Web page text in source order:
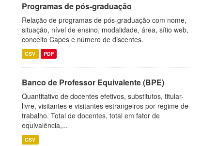
Programas de pós-graduação
Relação de programas de pós-graduação com nome,
situação, nível de ensino, modalidade, área, sítio web,
conceito Capes e número de discentes.
CSV PDF
Banco de Professor Equivalente (BPE)
Quantitativo de docentes efetivos, substitutos, titular-
livre, visitantes e visitantes estrangeiros por regime de
trabalho. Total de docentes, total em fator de
equivalência,...
CSV